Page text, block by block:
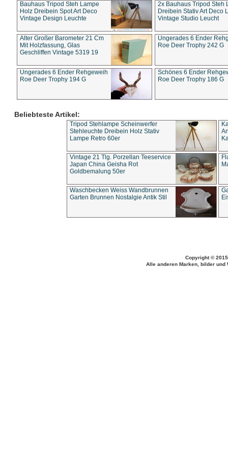
Bauhaus Tripod Steh Lampe
Holz Dreibein Spot Art Deco
Vintage Design Leuchte
2x Bauhaus Tripod Steh
Dreibein Stativ Art Deco
Vintage Studio Leucht
Alter Großer Barometer 21 Cm
Mit Holzfassung, Glas
Geschliffen Vintage 5319 19
Ungerades 6 Ender
Roe Deer Trophy 242 G
Ungerades 6 Ender Rehgeweih
Roe Deer Trophy 194 G
Schönes 6 Ender
Roe Deer Trophy 186 G
Beliebteste Artikel:
Tripod Stehlampe Scheinwerfer
Stehleuchte Dreibein Holz Stativ
Lampe Retro 60er
Vintage 21 Tlg. Porzellan Teeservice
Japan China Geisha Rot
Goldbemalung 50er
Waschbecken Weiss Wandbrunnen
Garten Brunnen Nostalgie Antik Stil
Copyright ©
Alle anderen Marken, bilder und